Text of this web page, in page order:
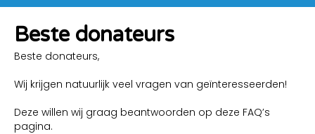
Beste donateurs
Beste donateurs,
Wij krijgen natuurlijk veel vragen van geïnteresseerden!
Deze willen wij graag beantwoorden op deze FAQ’s
pagina.